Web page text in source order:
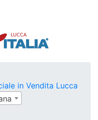
in Vendita Lucca